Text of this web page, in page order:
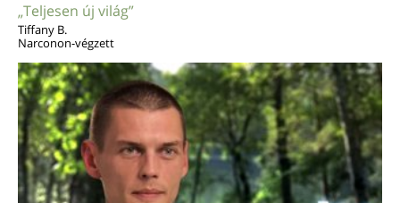
„Teljesen új világ”
Tiffany B.
Narconon-végzett